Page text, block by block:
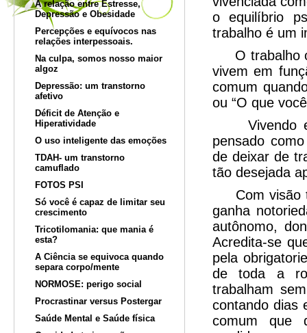
A relação entre Estresse,
Depressão e Obesidade
Percepções e equívocos nas
relações interpessoais.
Na culpa, somos nosso maior
algoz
Depressão: um transtorno
afetivo
Déficit de Atenção e
Hiperatividade
O uso inteligente das emoções
TDAH- um transtorno
camuflado
FOTOS PSI
Só você é capaz de limitar seu
crescimento
Tricotilomania: que mania é
esta?
A Ciência se equivoca quando
separa corpo/mente
NORMOSE: perigo social
Procrastinar versus Postergar
Saúde Mental e Saúde física
o equilíbrio
trabalho é um
O trabalho
vivem em
comum
ou “O que
Vivendo
pensado
de deixar de
tão desejada
Com visão
ganha
autônomo,
Acredita-se
pela
de toda a
trabalham
contando dias
comum que